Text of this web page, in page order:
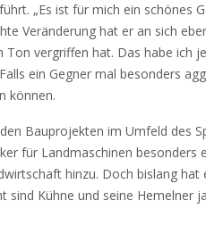
„Es ist für mich ein schönes
Veränderung hat er an sich
vergriffen hat. Das habe ich
ein Gegner mal besonders
können.
Bauprojekten im Umfeld des
für Landmaschinen besonders
hinzu. Doch bislang
Kühne und seine Hemelner